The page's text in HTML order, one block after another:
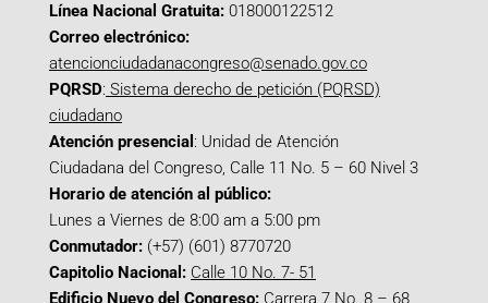
Línea Nacional Gratuita: 018000122512
Correo electrónico:
atencionciudadanacongreso@senado.gov.co
PQRSD: Sistema derecho de petición (PQRSD)
ciudadano
Atención presencial : Unidad de Atención
Ciudadana del Congreso, Calle 11 No. 5 – 60 Nivel 3
Horario de atención al público:
Lunes a Viernes de 8:00 am a 5:00 pm
Conmutador: (+57) (601) 8770720
Capitolio Nacional: Calle 10 No. 7- 51
Edificio Nuevo del Congreso: Carrera 7 No. 8 – 68